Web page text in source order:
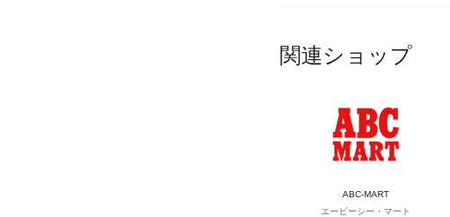
関連ショップ
ABC-MART
エービーシー・マート